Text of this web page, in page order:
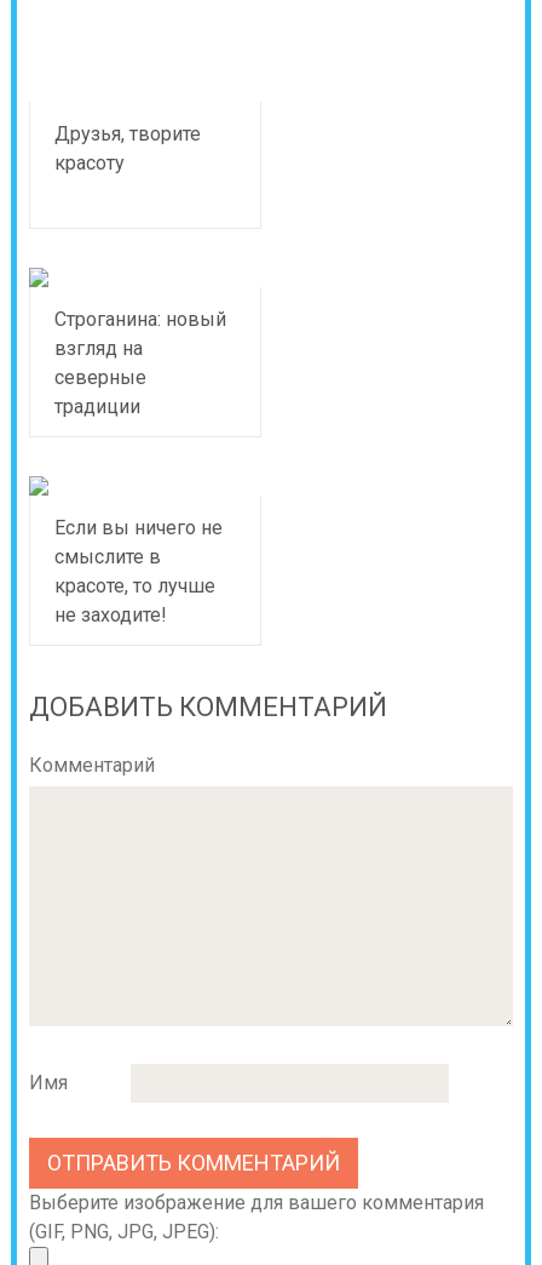
Друзья, творите
красоту
Строганина: новый
взгляд на
северные
традиции
Если вы ничего не
смыслите в
красоте, то лучше
не заходите!
ДОБАВИТЬ КОММЕНТАРИЙ
Комментарий
Имя
Выберите изображение для вашего комментария
(GIF, PNG, JPG, JPEG):